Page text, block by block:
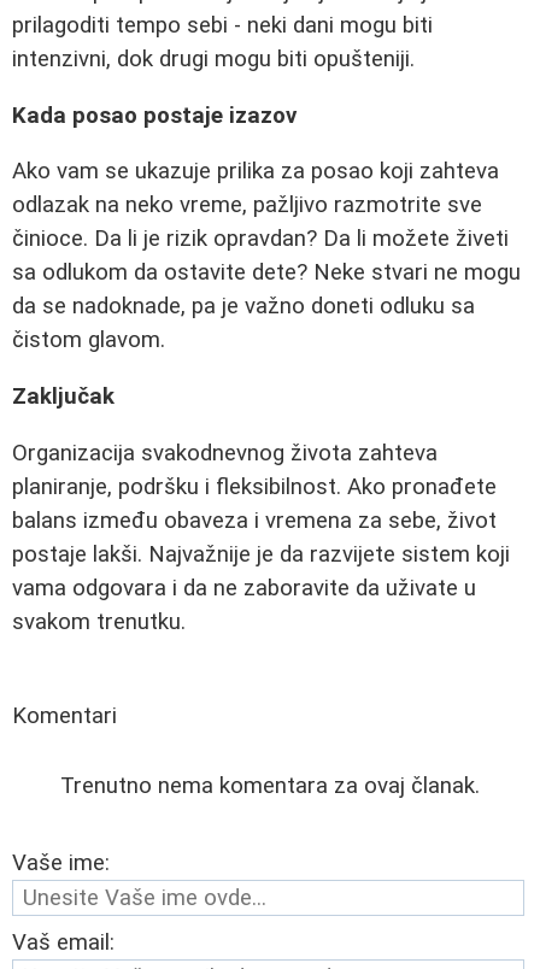
prilagoditi tempo sebi - neki dani mogu biti
intenzivni, dok drugi mogu biti opušteniji.
Kada posao postaje izazov
Ako vam se ukazuje prilika za posao koji zahteva
odlazak na neko vreme, pažljivo razmotrite sve
činioce. Da li je rizik opravdan? Da li možete živeti
sa odlukom da ostavite dete? Neke stvari ne mogu
da se nadoknade, pa je važno doneti odluku sa
čistom glavom.
Zaključak
Organizacija svakodnevnog života zahteva
planiranje, podršku i fleksibilnost. Ako pronađete
balans između obaveza i vremena za sebe, život
postaje lakši. Najvažnije je da razvijete sistem koji
vama odgovara i da ne zaboravite da uživate u
svakom trenutku.
Komentari
Trenutno nema komentara za ovaj članak.
Vaše ime:
Vaš email: